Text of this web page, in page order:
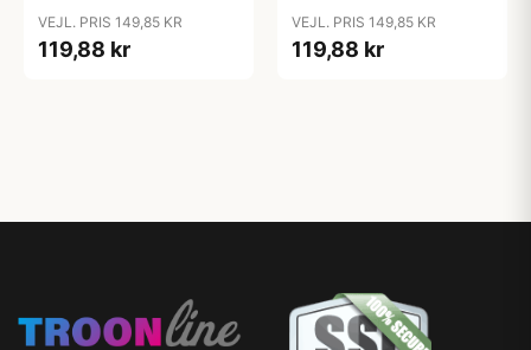
Collection
VEJL. PRIS 149,85 KR
119,88 kr
VEJL. PRIS 149,85 KR
119,88 kr